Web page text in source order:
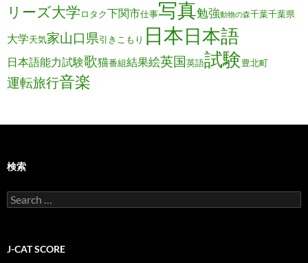
リーズ大学ロタク下関市仕事写真勉強動物の森千葉千葉県
大学天気家山口県引きこもり 日本日本語
日本語能力試験歌猫番組結果絵英国英語試験豊北町
運転旅行音楽
検索
Search
for:
J-CAT SCORE